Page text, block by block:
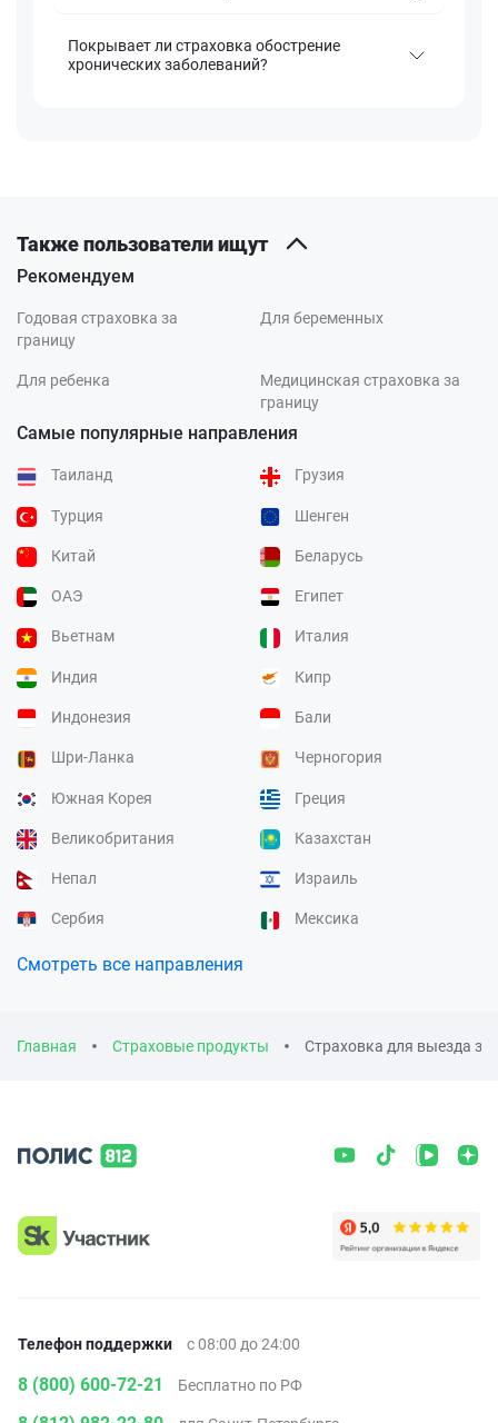
Покрывает ли страховка обострение
хронических заболеваний?
Также пользователи ищут
Рекомендуем
Годовая страховка за
границу
Для беременных
Для ребенка
Медицинская страховка за
границу
Самые популярные направления
Таиланд Грузия
Турция Шенген
Китай Беларусь
ОАЭ Египет
Вьетнам Италия
Индия Кипр
Индонезия Бали
Шри-Ланка Черногория
Южная Корея Греция
Великобритания Казахстан
Непал Израиль
Сербия Мексика
Смотреть все направления
Главная Страховые продукты Страховка для выезда за
Телефон поддержки с 08:00 до 24:00
8 (800) 600-72-21 Бесплатно по РФ